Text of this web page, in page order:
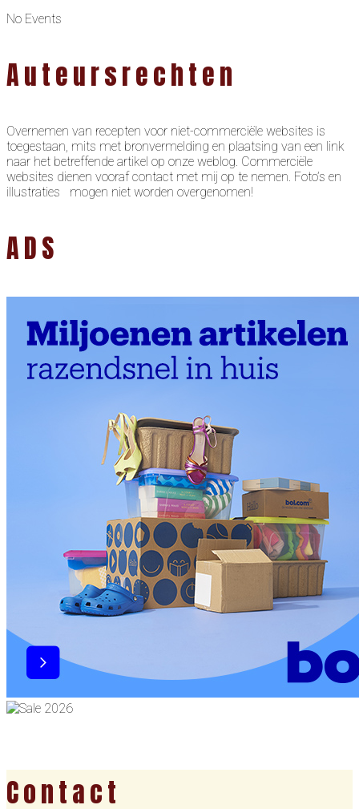
No Events
Auteursrechten
Overnemen van recepten voor niet-commerciële websites is
toegestaan, mits met bronvermelding en plaatsing van een link
naar het betreffende artikel op onze weblog. Commerciële
websites dienen vooraf contact met mij op te nemen. Foto’s en
illustraties mogen niet worden overgenomen!
ADS
Footer
Contact